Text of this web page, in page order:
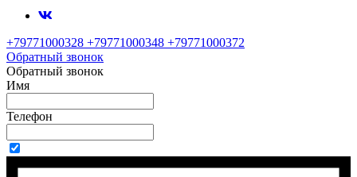
+79771000328 +79771000348 +79771000372
Обратный звонок
Обратный звонок
Имя
Телефон